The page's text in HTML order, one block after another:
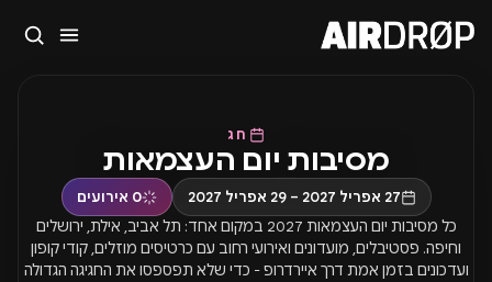
חג
מסיבות יום העצמאות
27 אפריל 2027 – 29 אפריל 2027 0 אירועים
כל מסיבות יום העצמאות 2027 במקום אחד: תל אביב, אילת, ירושלים
וחיפה. פסטיבלים, מועדונים ואירועי רחוב עם כרטיסים מוזלים, קודי קופון
ועדכונים בזמן אמת דרך איירדרופ - כדי שלא תפספסו את החגיגה הגדולה
סגור
מועדונים
טיפ: אפשר להקליד שם אומן, עיר, תאריך או שם חג.